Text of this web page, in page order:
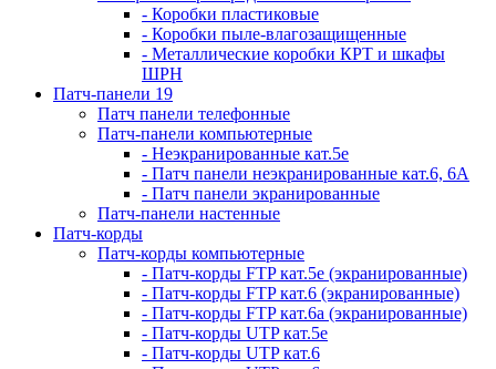
- Коробки пластиковые
- Коробки пыле-влагозащищенные
- Металлические коробки КРТ и шкафы
ШРН
Патч-панели 19
Патч панели телефонные
Патч-панели компьютерные
- Неэкранированные кат.5е
- Патч панели неэкранированные кат.6, 6А
- Патч панели экранированные
Патч-панели настенные
Патч-корды
Патч-корды компьютерные
- Патч-корды FTP кат.5е (экранированные)
- Патч-корды FTP кат.6 (экранированные)
- Патч-корды FTP кат.6а (экранированные)
- Патч-корды UTP кат.5е
- Патч-корды UTP кат.6